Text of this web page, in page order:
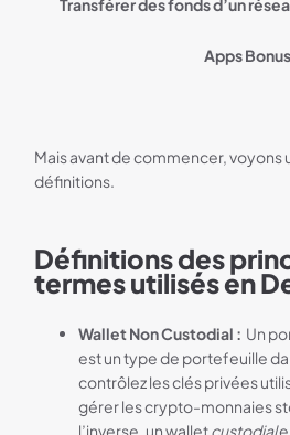
Transférer des fonds d’un
Apps Bonus
Mais avant de commencer, voyons
définitions.
Définitions des
termes utilisés en
Wallet Non Custodial : Un
est un type de portefeuille
contrôlez les clés privées
gérer les crypto-monnaies
l’inverse, un walletcustodial